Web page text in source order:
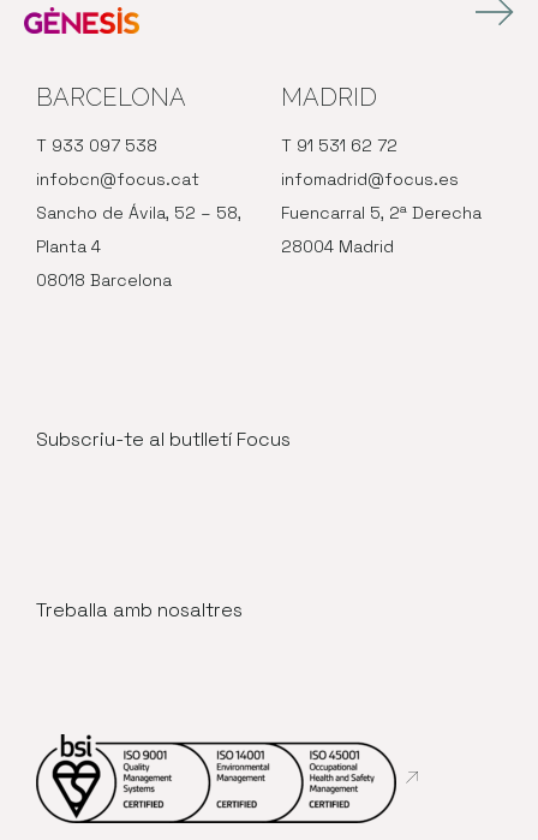
BARCELONA
T 933 097 538
infobcn@focus.cat
Sancho de Ávila, 52 – 58,
Planta 4
08018 Barcelona
MADRID
T 91 531 62 72
infomadrid@focus.es
Fuencarral 5, 2ª Derecha
28004 Madrid
Subscriu-te al butlletí Focus
Treballa amb nosaltres